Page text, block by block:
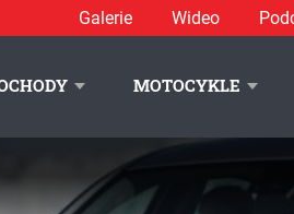
Galerie Wideo
MOTOCYKLE